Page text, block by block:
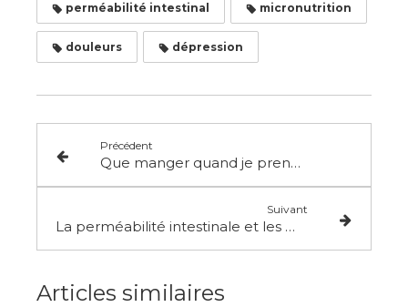
perméabilité intestinal micronutrition
douleurs dépression
Précédent
Que manger quand je prends ma santé en main avec une alimentation cétogène / kéto?
Suivant
La perméabilité intestinale et les métaux lourds
Articles similaires